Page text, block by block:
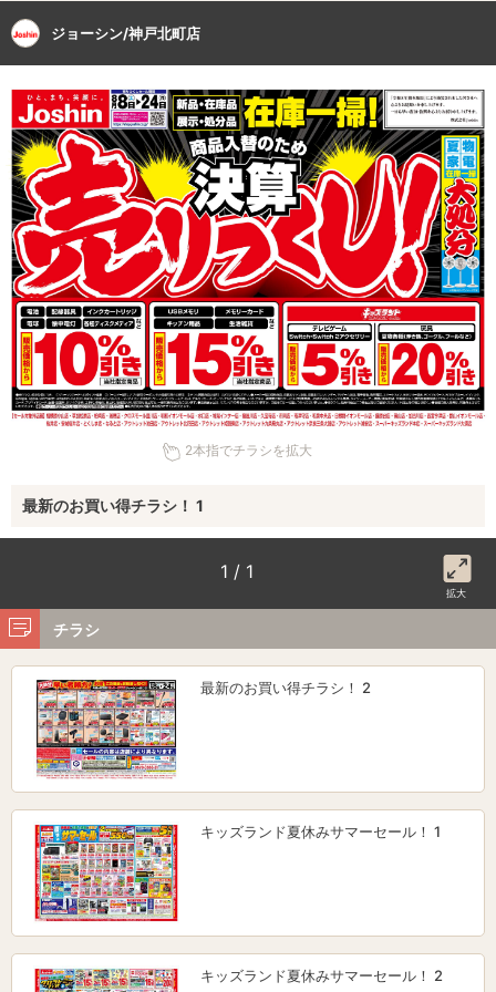
ジョーシン/神戸北町店
2本指でチラシを拡大
最新のお買い得チラシ！ 1
1 / 1
拡大
チラシ
最新のお買い得チラシ！ 2
キッズランド夏休みサマーセール！ 1
キッズランド夏休みサマーセール！ 2